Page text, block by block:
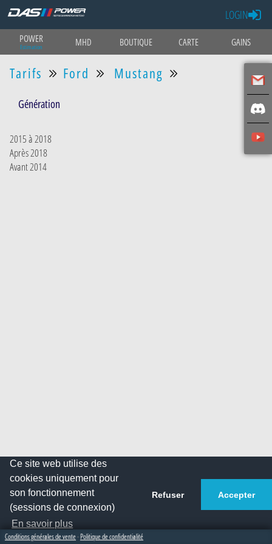
Ce site web utilise des
cookies uniquement pour
son fonctionnement
(sessions de connexion)
En savoir plus
Refuser Accepter
POWER
Estimation MHD BOUTIQUE CARTE GAINS
LOGIN
Tarifs Ford Mustang
Génération
2015 à 2018
Après 2018
Avant 2014
Conditions générales de vente-Politique de confidentialité